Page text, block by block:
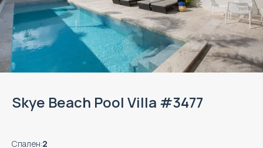
Skye Beach Pool Villa #3477
Спален:2